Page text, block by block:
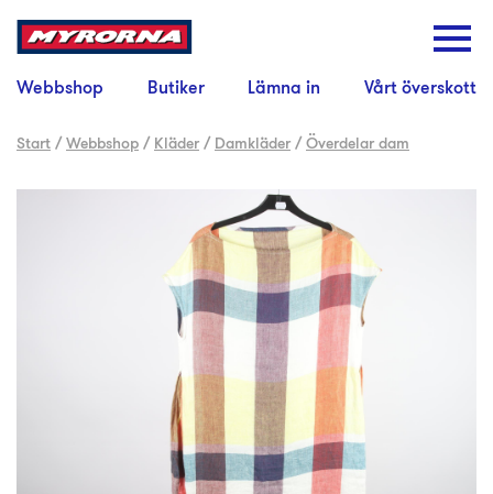
Webbshop Butiker Lämna in Vårt överskott
Start /Webbshop / Kläder / Damkläder /Överdelar dam